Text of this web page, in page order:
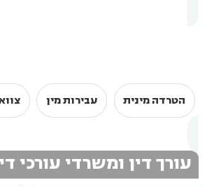
הטרדה מינית עבירות מין
עורך דין ומשרדי עורכי